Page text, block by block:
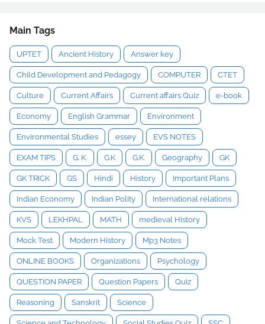
Main Tags
UPTET Ancient History Answer key
Child Development and Pedagogy COMPUTER CTET
Culture Current Affairs Current affairs Quiz e-book
Economy English Grammar Environment
Environmental Studies essey EVS NOTES
EXAM TIPS G. K. G.K G.K. Geography GK
GK TRICK GS Hindi History Important Plans
Indian Economy Indian Polity International relations
KVS LEKHPAL MATH medieval History
Mock Test Modern History Mp3 Notes
ONLINE BOOKS Organizations Psychology
QUESTION PAPER Question Papers Quiz
Reasoning Sanskrit Science